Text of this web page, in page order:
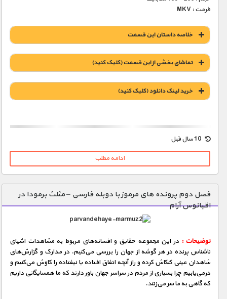
ماورایی
مسابقات / ورزشی
مستند های اختصاصی
فرمت : MKV
خلاصه داستان این قسمت
تماشای بخشی از این قسمت (کلیک کنید)
خريد لينک دانلود (کليک کنيد)
1900 تومان – خريد لينک دانلود (افزودن به سبد خريد)
ادامه مطلب
فصل دوم پرونده های مرموز با دوبله فارسی – مثلث برمودا در
اقیانوس آرام
توضیحات :در این مجموعه حقایق و افسانه‌های مربوط به مشاهدات اشیای
ناشناس پرنده در هر گوشه از جهان را بررسی می‌كنیم. در مدارک و گزارش‌های
شاهدان عینی كنكاش كرده و راز آنچه اتفاق‌ افتاده یا نیفتاده را کاوش می‌كنیم و
درمی‌یابیم چرا بسیاری از مردم در سراسر جهان باور دارند که ما همسایگانی داریم
که گاهی به ما سر می‌زنند.